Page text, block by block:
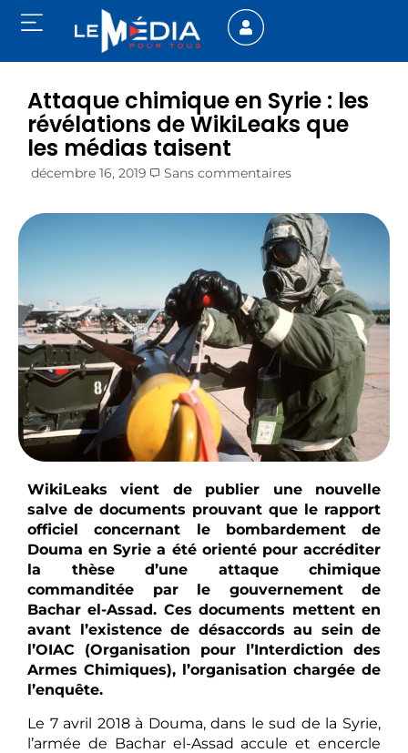
Attaque chimique en Syrie : les
révélations de WikiLeaks que
les médias taisent
décembre 16, 2019 Sans commentaires
WikiLeaks vient de publier une nouvelle
salve de documents prouvant que le rapport
officiel concernant le bombardement de
Douma en Syrie a été orienté pour accréditer
la thèse d’une attaque chimique
commanditée par le gouvernement de
Bachar el-Assad. Ces documents mettent en
avant l’existence de désaccords au sein de
l’OIAC (Organisation pour l’Interdiction des
Armes Chimiques), l’organisation chargée de
l’enquête.
Le 7 avril 2018 à Douma, dans le sud de la Syrie,
l’armée de Bachar el-Assad accule et encercle